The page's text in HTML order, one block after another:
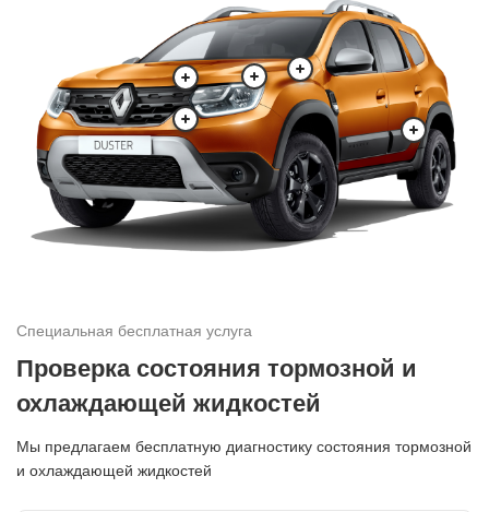
Специальная бесплатная услуга
Проверка состояния тормозной и
охлаждающей жидкостей
Мы предлагаем бесплатную диагностику состояния тормозной
и охлаждающей жидкостей